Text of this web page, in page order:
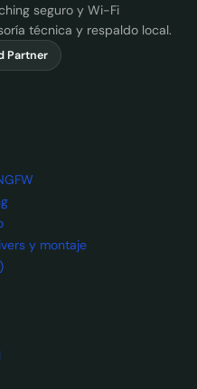
seguro y Wi-Fi
técnica y respaldo local.
Partner
y montaje